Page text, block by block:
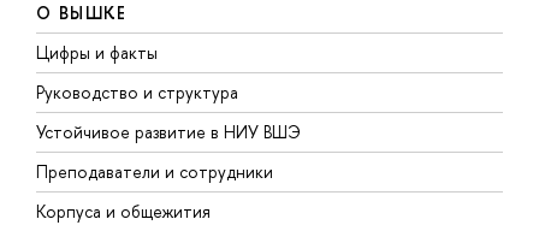
О ВЫШКЕ
Цифры и факты
Руководство и структура
Устойчивое развитие в НИУ ВШЭ
Преподаватели и сотрудники
Корпуса и общежития